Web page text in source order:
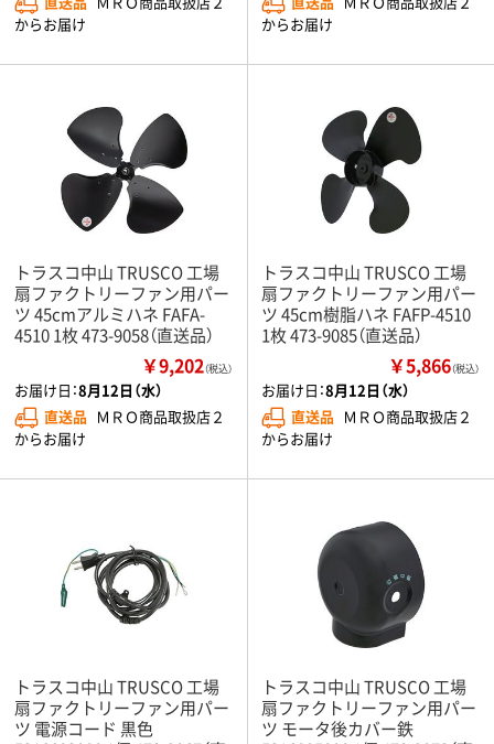
からお届け
からお届け
トラスコ中山 TRUSCO 工場
扇ファクトリーファン用パー
ツ 45cmアルミハネ FAFA-
4510 1枚 473-9058（直送品）
￥9,202（税込）
お届け日：8月12日（水）
直送品 ＭＲＯ商品取扱店２
からお届け
トラスコ中山 TRUSCO 工場
扇ファクトリーファン用パー
ツ 45cm樹脂ハネ FAFP-4510
1枚 473-9085（直送品）
￥5,866（税込）
お届け日：8月12日（水）
直送品 ＭＲＯ商品取扱店２
からお届け
トラスコ中山 TRUSCO 工場
扇ファクトリーファン用パー
ツ 電源コード 黒色
トラスコ中山 TRUSCO 工場
扇ファクトリーファン用パー
ツ モータ後カバー鉄